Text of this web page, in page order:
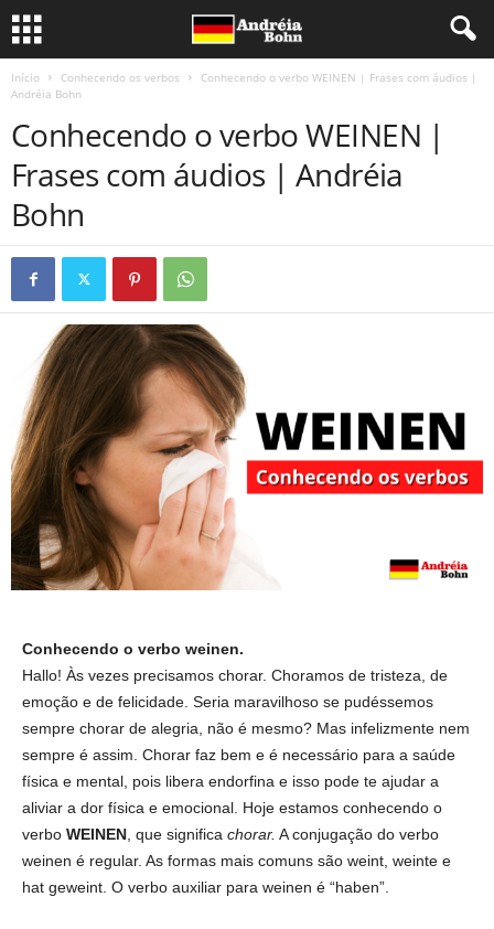
Início Conhecendo os verbos
Conhecendo o verbo WEINEN | Frases com áudios |
Andréia Bohn
Conhecendo o verbo WEINEN |
Frases com áudios | Andréia
Bohn
Conhecendo o verbo weinen.
Hallo! Às vezes precisamos chorar. Choramos de tristeza, de
emoção e de felicidade. Seria maravilhoso se pudéssemos
sempre chorar de alegria, não é mesmo? Mas infelizmente nem
sempre é assim. Chorar faz bem e é necessário para a saúde
física e mental, pois libera endorfina e isso pode te ajudar a
aliviar a dor física e emocional. Hoje estamos conhecendo o
verbo WEINEN , que significa chorar. A conjugação do verbo
weinen é regular. As formas mais comuns são weint, weinte e
hat geweint. O verbo auxiliar para weinen é “haben”.